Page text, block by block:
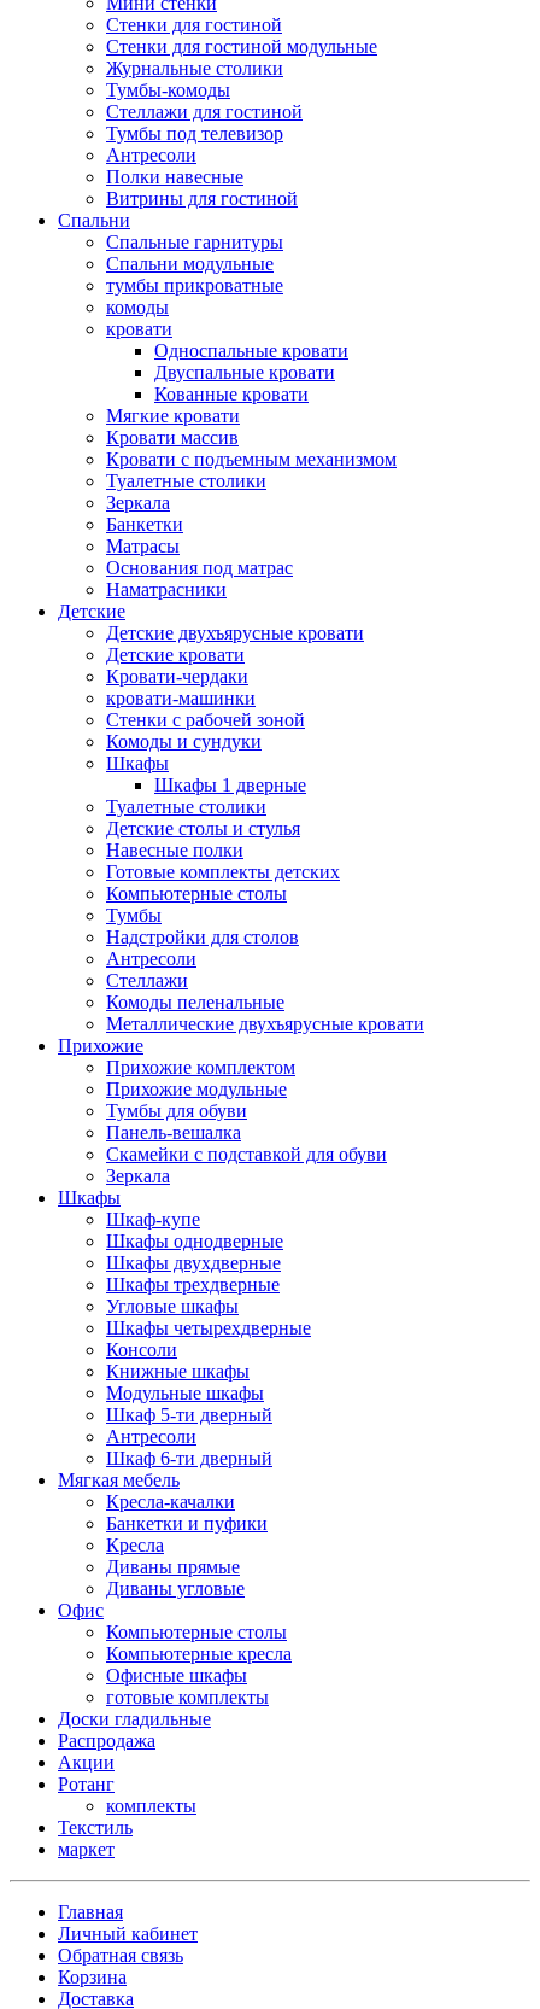
Стенки для гостиной
Стенки для гостиной модульные
Журнальные столики
Тумбы-комоды
Стеллажи для гостиной
Тумбы под телевизор
Антресоли
Полки навесные
Витрины для гостиной
Спальни
Спальные гарнитуры
Спальни модульные
тумбы прикроватные
комоды
кровати
Односпальные кровати
Двуспальные кровати
Кованные кровати
Мягкие кровати
Кровати массив
Кровати с подъемным механизмом
Туалетные столики
Зеркала
Банкетки
Матрасы
Основания под матрас
Наматрасники
Детские
Детские двухъярусные кровати
Детские кровати
Кровати-чердаки
кровати-машинки
Стенки с рабочей зоной
Комоды и сундуки
Шкафы
Шкафы 1 дверные
Туалетные столики
Детские столы и стулья
Навесные полки
Готовые комплекты детских
Компьютерные столы
Тумбы
Надстройки для столов
Антресоли
Стеллажи
Комоды пеленальные
Металлические двухъярусные кровати
Прихожие
Прихожие комплектом
Прихожие модульные
Тумбы для обуви
Панель-вешалка
Скамейки с подставкой для обуви
Зеркала
Шкафы
Шкаф-купе
Шкафы однодверные
Шкафы двухдверные
Шкафы трехдверные
Угловые шкафы
Шкафы четырехдверные
Консоли
Книжные шкафы
Модульные шкафы
Шкаф 5-ти дверный
Антресоли
Шкаф 6-ти дверный
Мягкая мебель
Кресла-качалки
Банкетки и пуфики
Кресла
Диваны прямые
Диваны угловые
Офис
Компьютерные столы
Компьютерные кресла
Офисные шкафы
готовые комплекты
Доски гладильные
Распродажа
Акции
Ротанг
комплекты
Текстиль
маркет
Главная
Личный кабинет
Обратная связь
Корзина
Доставка